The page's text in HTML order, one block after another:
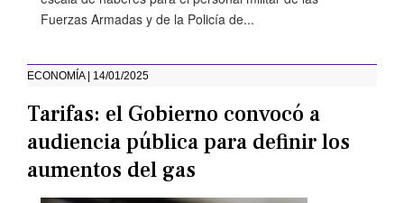
Fuerzas Armadas y de la Policía de...
ECONOMÍA | 14/01/2025
Tarifas: el Gobierno convocó a
audiencia pública para definir los
aumentos del gas